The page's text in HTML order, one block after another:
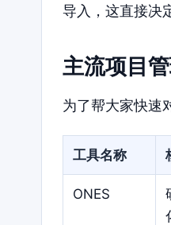
导入，这直接决
主流项目
为了帮大家快速
工具名称
ONES